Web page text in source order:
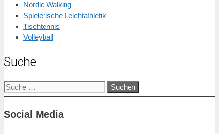
Nordic Walking
Spielerische Leichtathletik
Tischtennis
Volleyball
Suche
Suche
nach:
Social Media